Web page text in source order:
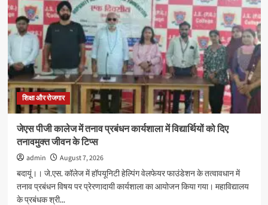
में
पूर्वी,रिया,सौरभ,रिद्धि
गुप्ता,
शर्मा,
सारस्वत
और
तेजस
संयुक्त
से
प्रथम
शिक्षा और रोजगार
जेएस पीजी कालेज में तनाव प्रबंधन कार्यशाला में विद्यार्थियों को दिए
तनावमुक्त जीवन के टिप्स
admin
August 7, 2026
बदायूं।। जे.एस. कॉलेज में हॉपयूनिटी हेल्पिंग वेलफेयर फाउंडेशन के तत्वावधान में
तनाव प्रबंधन विषय पर प्रेरणादायी कार्यशाला का आयोजन किया गया। महाविद्यालय
के प्रबंधक श्री...